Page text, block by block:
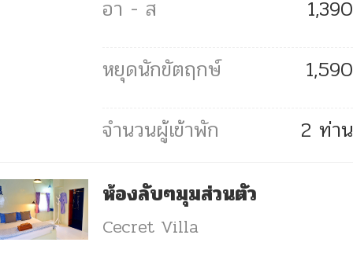
1,390
1,590
2 ท่าน
ห้องลับๆมุมส่วนตัว
Cecret Villa